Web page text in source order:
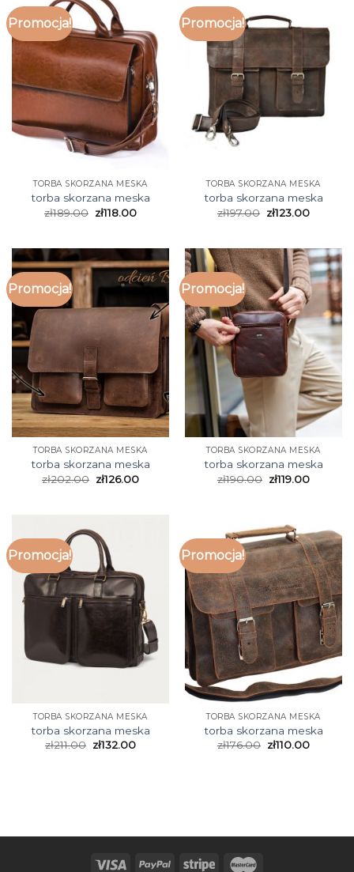
Promocja!
TORBA SKORZANA MESKA
torba skorzana meska
zł189.00 zł118.00
Promocja!
TORBA SKORZANA MESKA
torba skorzana meska
zł197.00 zł123.00
Promocja!
TORBA SKORZANA MESKA
torba skorzana meska
zł202.00 zł126.00
Promocja!
TORBA SKORZANA MESKA
torba skorzana meska
zł190.00 zł119.00
Promocja!
TORBA SKORZANA MESKA
torba skorzana meska
zł211.00 zł132.00
Promocja!
TORBA SKORZANA MESKA
torba skorzana meska
zł176.00 zł110.00